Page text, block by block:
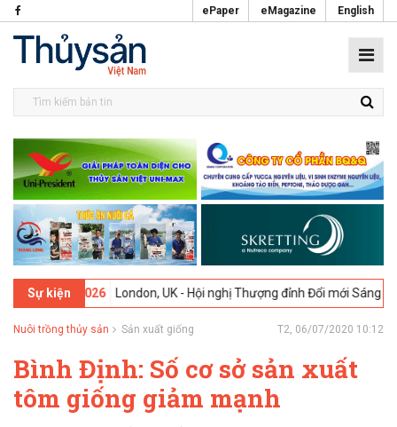
ePaper eMagazine English
Sự kiện
02-2026 London, UK - Hội nghị Thượng đỉnh Đổi mới Sáng tạo
Nuôi trồng thủy sản Sản xuất giống T2, 06/07/2020 10:12
Bình Định: Số cơ sở sản xuất
tôm giống giảm mạnh